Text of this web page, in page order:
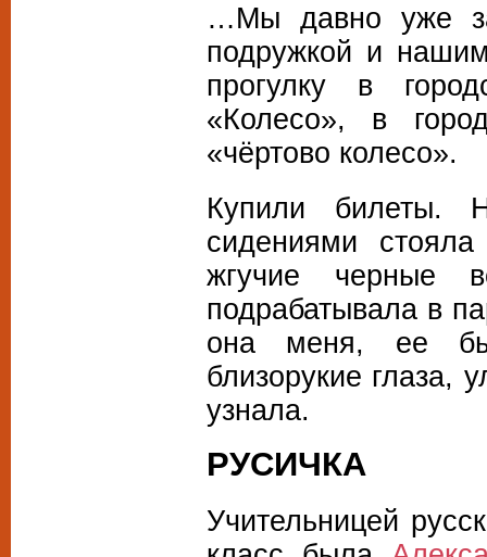
…Мы давно уже
подружкой и
прогулку в
«Колесо», в
«чёртово колесо».
Купили билеты.
сидениями
жгучие черные
подрабатывала в
она меня, ее
близорукие глаза,
узнала.
РУСИЧКА
Учительницей